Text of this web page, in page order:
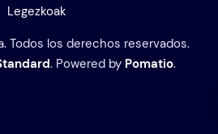
Legezkoak
Todos los derechos reservados.
. Powered by Pomatio.